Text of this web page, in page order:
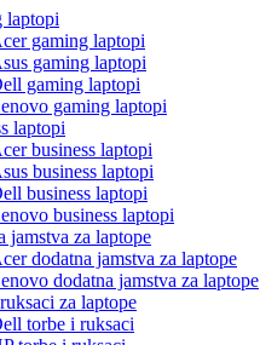
laptopi
gaming laptopi
gaming laptopi
gaming laptopi
gaming laptopi
laptopi
business laptopi
business laptopi
business laptopi
business laptopi
jamstva za laptope
dodatna jamstva za laptope
dodatna jamstva za laptope
za laptope
torbe i ruksaci